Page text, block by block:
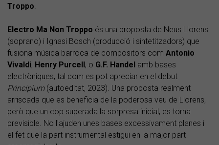
Troppo.
Electro Ma Non Troppo és una proposta de Neus Llorens
(soprano) i Ignasi Bosch (producció i sintetitzadors) que
fusiona música barroca de compositors com Antonio
Vivaldi, Henry Purcell, o G.F. Handel amb bases
electròniques, tal com es pot apreciar en el debut
Principium(autoeditat, 2023). Una proposta realment
arriscada que es beneficia de la poderosa veu de Llorens,
però que un cop superada la sorpresa inicial, es torna
previsible. No l'ajuden unes bases excessivament planes i
el fet que la part instrumental estigui en la major part